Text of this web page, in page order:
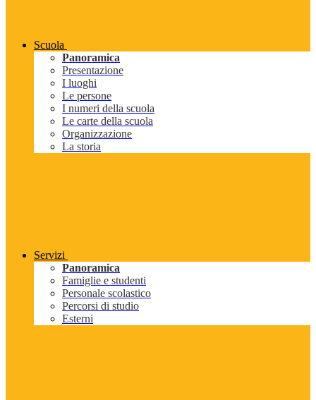
Scuola
Panoramica
Presentazione
I luoghi
Le persone
I numeri della scuola
Le carte della scuola
Organizzazione
La storia
Servizi
Panoramica
Famiglie e studenti
Personale scolastico
Percorsi di studio
Esterni